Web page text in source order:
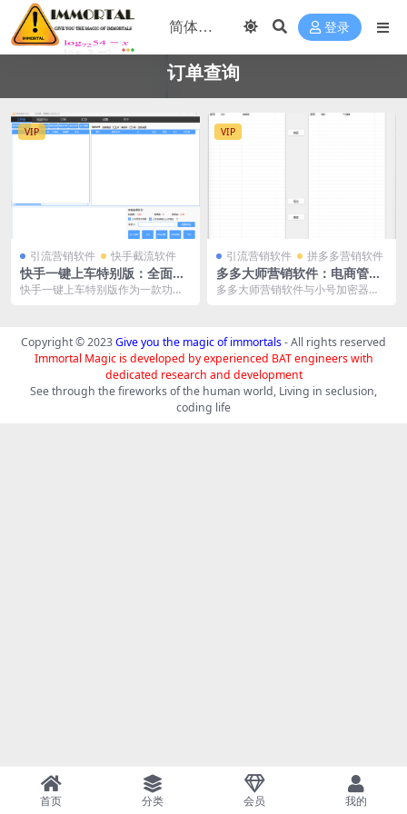
登录
订单查询
VIP
引流营销软件 快手截流软件
快手一键上车特别版：全面提
升电商运营效率的利器
快手一键上车特别版作为一款功能
VIP
引流营销软件 拼多多营销软件
多多大师营销软件：电商管理
的全能助手
多多大师营销软件与小号加密器的
Copyright © 2023Give you the magic of immortals- All rights reserved
Immortal Magic is developed by experienced BAT engineers with
dedicated research and development
See through the fireworks of the human world, Living in seclusion,
coding life
首页 分类 会员 我的